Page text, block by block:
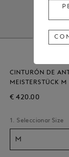
CINTURÓN DE
MEISTERSTÜCK M
€ 420.00
1. Seleccionar Size
M
las
las